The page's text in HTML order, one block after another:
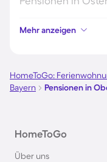
Pensionen in
Pensionen in Berlin
Pensionen in
Mehr anzeigen
HomeToGo:
Bayern
Pensionen in
HomeToGo
Über uns